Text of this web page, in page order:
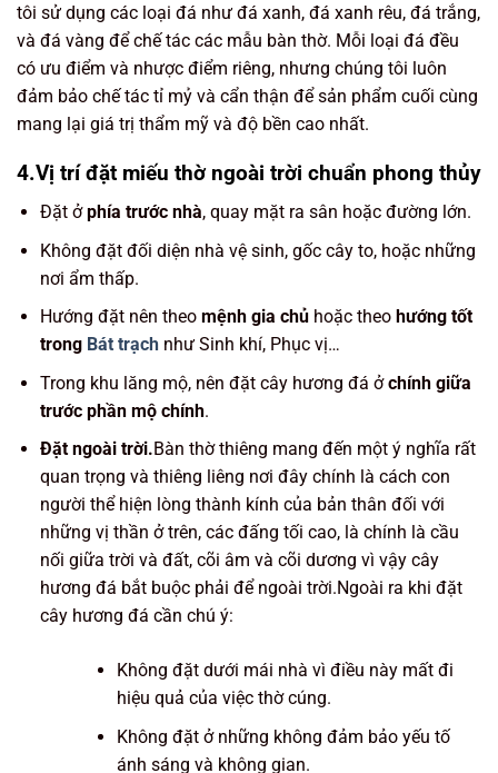
tôi sử dụng các loại đá như đá xanh, đá xanh rêu, đá trắng,
và đá vàng để chế tác các mẫu bàn thờ. Mỗi loại đá đều
có ưu điểm và nhược điểm riêng, nhưng chúng tôi luôn
đảm bảo chế tác tỉ mỷ và cẩn thận để sản phẩm cuối cùng
mang lại giá trị thẩm mỹ và độ bền cao nhất.
4.Vị trí đặt miếu thờ ngoài trời chuẩn phong thủy
Đặt ởphía trước nhà, quay mặt ra sân hoặc đường lớn.
Không đặt đối diện nhà vệ sinh, gốc cây to, hoặc những
nơi ẩm thấp.
Hướng đặt nên theo mệnh gia chủhoặc theo hướng tốt
trong Bát trạchnhư Sinh khí, Phục vị…
Trong khu lăng mộ, nên đặt cây hương đá ởchính giữa
trước phần mộ chính.
Đặt ngoài trời.Bàn thờ thiêng mang đến một ý nghĩa rất
quan trọng và thiêng liêng nơi đây chính là cách con
người thể hiện lòng thành kính của bản thân đối với
những vị thần ở trên, các đấng tối cao, là chính là cầu
nối giữa trời và đất, cõi âm và cõi dương vì vậy cây
hương đá bắt buộc phải để ngoài trời.Ngoài ra khi đặt
cây hương đá cần chú ý:
Không đặt dưới mái nhà vì điều này mất đi
hiệu quả của việc thờ cúng.
Không đặt ở những không đảm bảo yếu tố
ánh sáng và không gian.